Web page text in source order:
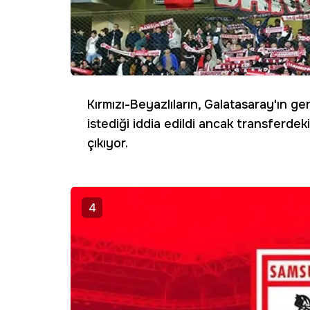
Kırmızı-Beyazlıların, Galatasaray'ın
istediği iddia edildi ancak
çıkıyor.
4